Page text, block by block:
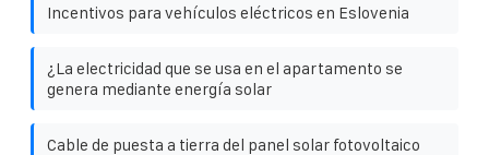
Incentivos para vehículos eléctricos en Eslovenia
¿La electricidad que se usa en el apartamento se
genera mediante energía solar
Cable de puesta a tierra del panel solar fotovoltaico